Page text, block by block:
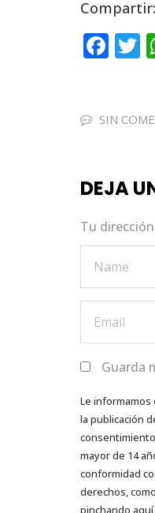
Compartir:
F
e
o
k
T
SIN
DEJA
Tu
Guarda
Le informamos
la publicación
mayor de 14
conformidad
derechos,
pinchando aquí